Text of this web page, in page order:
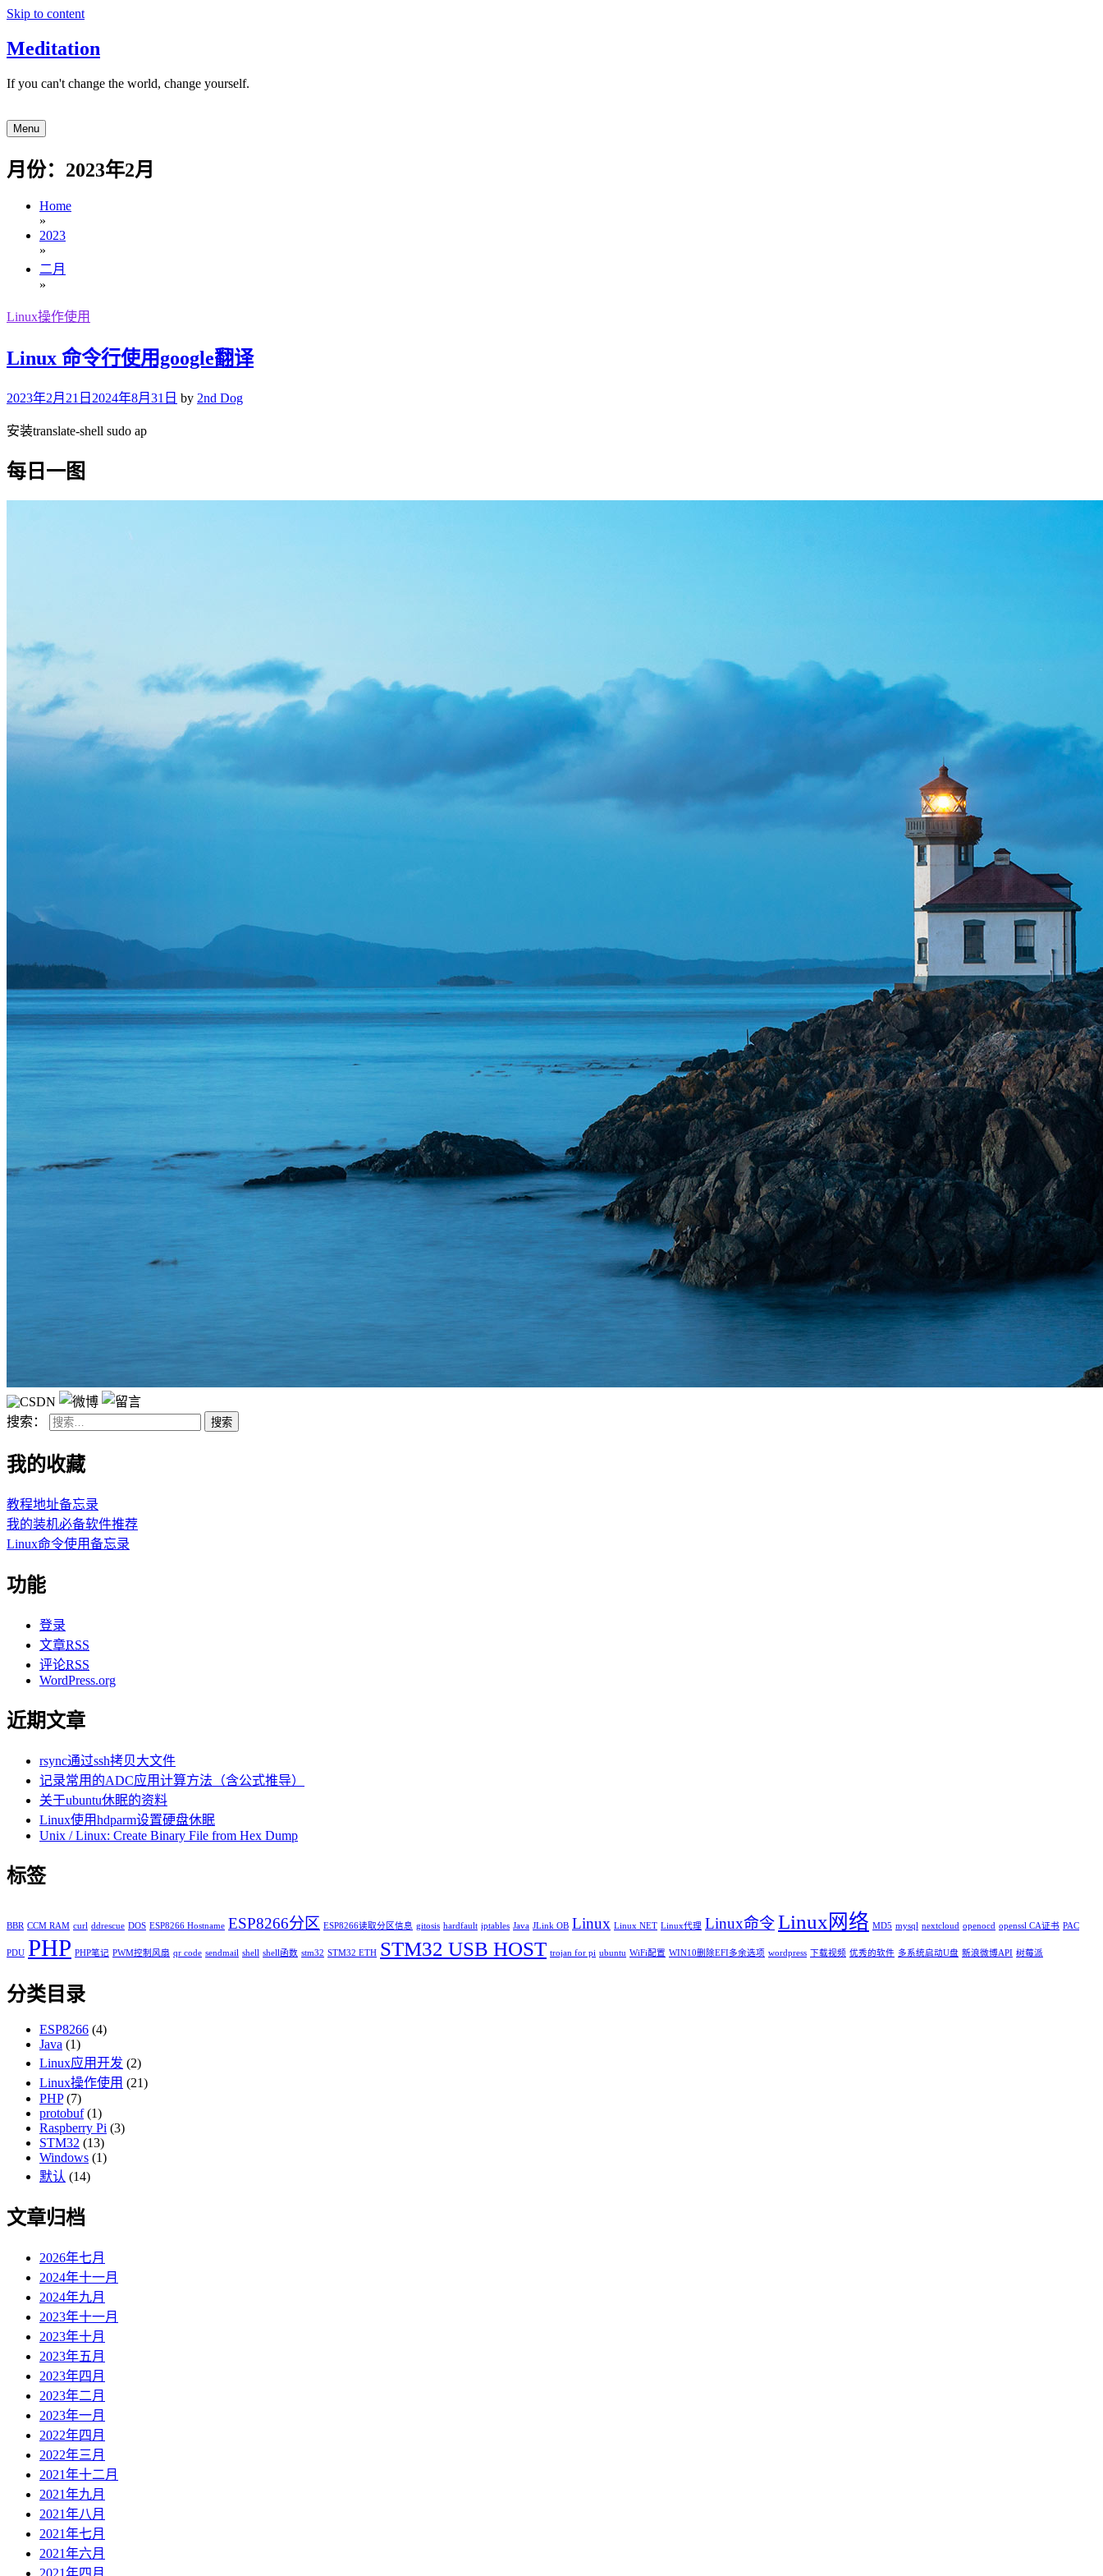
Skip to content
Meditation
If you can't change the world, change yourself.
Menu
月份：2023年2月
Home
»
2023
»
二月
»
Linux操作使用
Linux 命令行使用google翻译
2023年2月21日 2024年8月31日 by 2nd Dog
安装translate-shell sudo ap
每日一图
搜索：
我的收藏
教程地址备忘录
我的装机必备软件推荐
Linux命令使用备忘录
功能
登录
文章RSS
评论RSS
WordPress.org
近期文章
rsync通过ssh拷贝大文件
记录常用的ADC应用计算方法（含公式推导）
关于ubuntu休眠的资料
Linux使用hdparm设置硬盘休眠
Unix / Linux: Create Binary File from Hex Dump
标签
BBR CCM RAM curl ddrescue DOS ESP8266 Hostname ESP8266分区 ESP8266读取分区信息 gitosis hardfault iptables Java JLink OB Linux Linux NET Linux代理 Linux命令Linux网络 MD5 mysql nextcloud openocd openssl CA证书 PAC
PDU PHP PHP笔记 PWM控制风扇 qr code sendmail shell shell函数 stm32 STM32 ETH STM32 USB HOST trojan for pi ubuntu WiFi配置 WIN10删除EFI多余选项 wordpress 下载视频 优秀的软件 多系统启动U盘 新浪微博API 树莓派
分类目录
ESP8266 (4)
Java (1)
Linux应用开发 (2)
Linux操作使用 (21)
PHP(7)
protobuf(1)
Raspberry Pi (3)
STM32 (13)
Windows (1)
默认 (14)
文章归档
2026年七月
2024年十一月
2024年九月
2023年十一月
2023年十月
2023年五月
2023年四月
2023年二月
2023年一月
2022年四月
2022年三月
2021年十二月
2021年九月
2021年八月
2021年七月
2021年六月